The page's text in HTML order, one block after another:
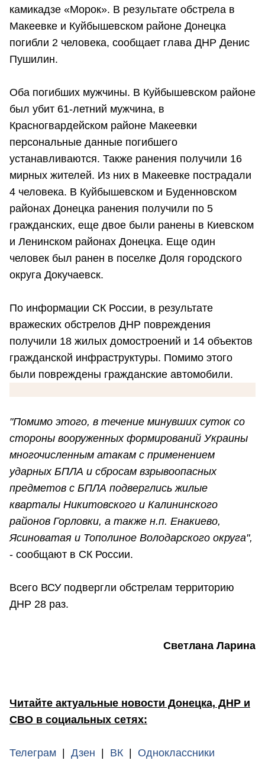
камикадзе «Морок». В результате обстрела в
Макеевке и Куйбышевском районе Донецка
погибли 2 человека, сообщает глава ДНР Денис
Пушилин.
Оба погибших мужчины. В Куйбышевском районе
был убит 61-летний мужчина, в
Красногвардейском районе Макеевки
персональные данные погибшего
устанавливаются. Также ранения получили 16
мирных жителей. Из них в Макеевке пострадали
4 человека. В Куйбышевском и Буденновском
районах Донецка ранения получили по 5
гражданских, еще двое были ранены в Киевском
и Ленинском районах Донецка. Еще один
человек был ранен в поселке Доля городского
округа Докучаевск.
По информации СК России, в результате
вражеских обстрелов ДНР повреждения
получили 18 жилых домостроений и 14 объектов
гражданской инфраструктуры. Помимо этого
были повреждены гражданские автомобили.
"Помимо этого, в течение минувших суток со
стороны вооруженных формирований Украины
многочисленным атакам с применением
ударных БПЛА и сбросам взрывоопасных
предметов с БПЛА подверглись жилые
кварталы Никитовского и Калининского
районов Горловки, а также н.п. Енакиево,
Ясиноватая и Тополиное Володарского округа",
- сообщают в СК России.
Всего ВСУ подвергли обстрелам территорию
ДНР 28 раз.
Светлана Ларина
Читайте актуальные новости Донецка, ДНР и
СВО в социальных сетях:
Телеграм | Дзен | ВК | Одноклассники